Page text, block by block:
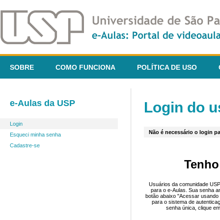
SOBRE COMO FUNCIONA POLÍTICA DE USO
e-Aulas da USP
Login
Esqueci minha senha
Cadastre-se
Login do
Não é necessário o login
Usuários da comunidade
para o e-Aulas. Sua senha
botão abaixo "Acessar
para o sistema de
senha única, clique